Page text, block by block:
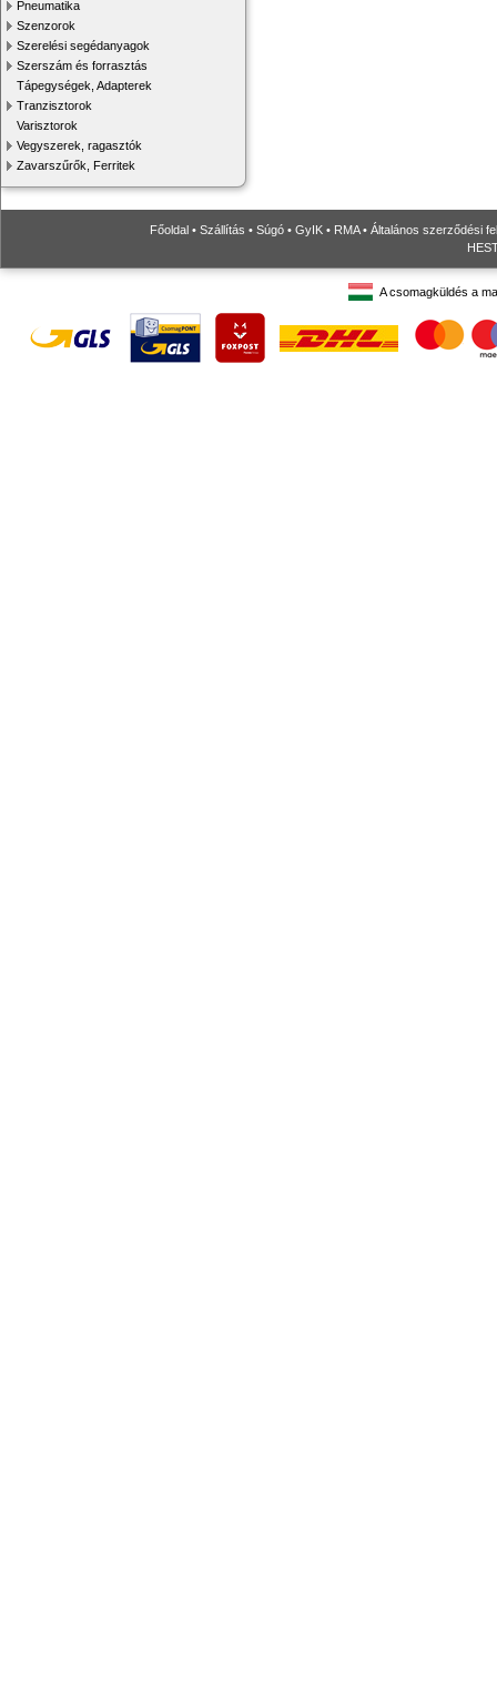
Pneumatika
Szenzorok
Szerelési segédanyagok
Szerszám és forrasztás
Tápegységek, Adapterek
Tranzisztorok
Varisztorok
Vegyszerek, ragasztók
Zavarszűrők, Ferritek
Főoldal • Szállítás • Súgó • GyIK • RMA• Általános szerződési
A csomagküldés a